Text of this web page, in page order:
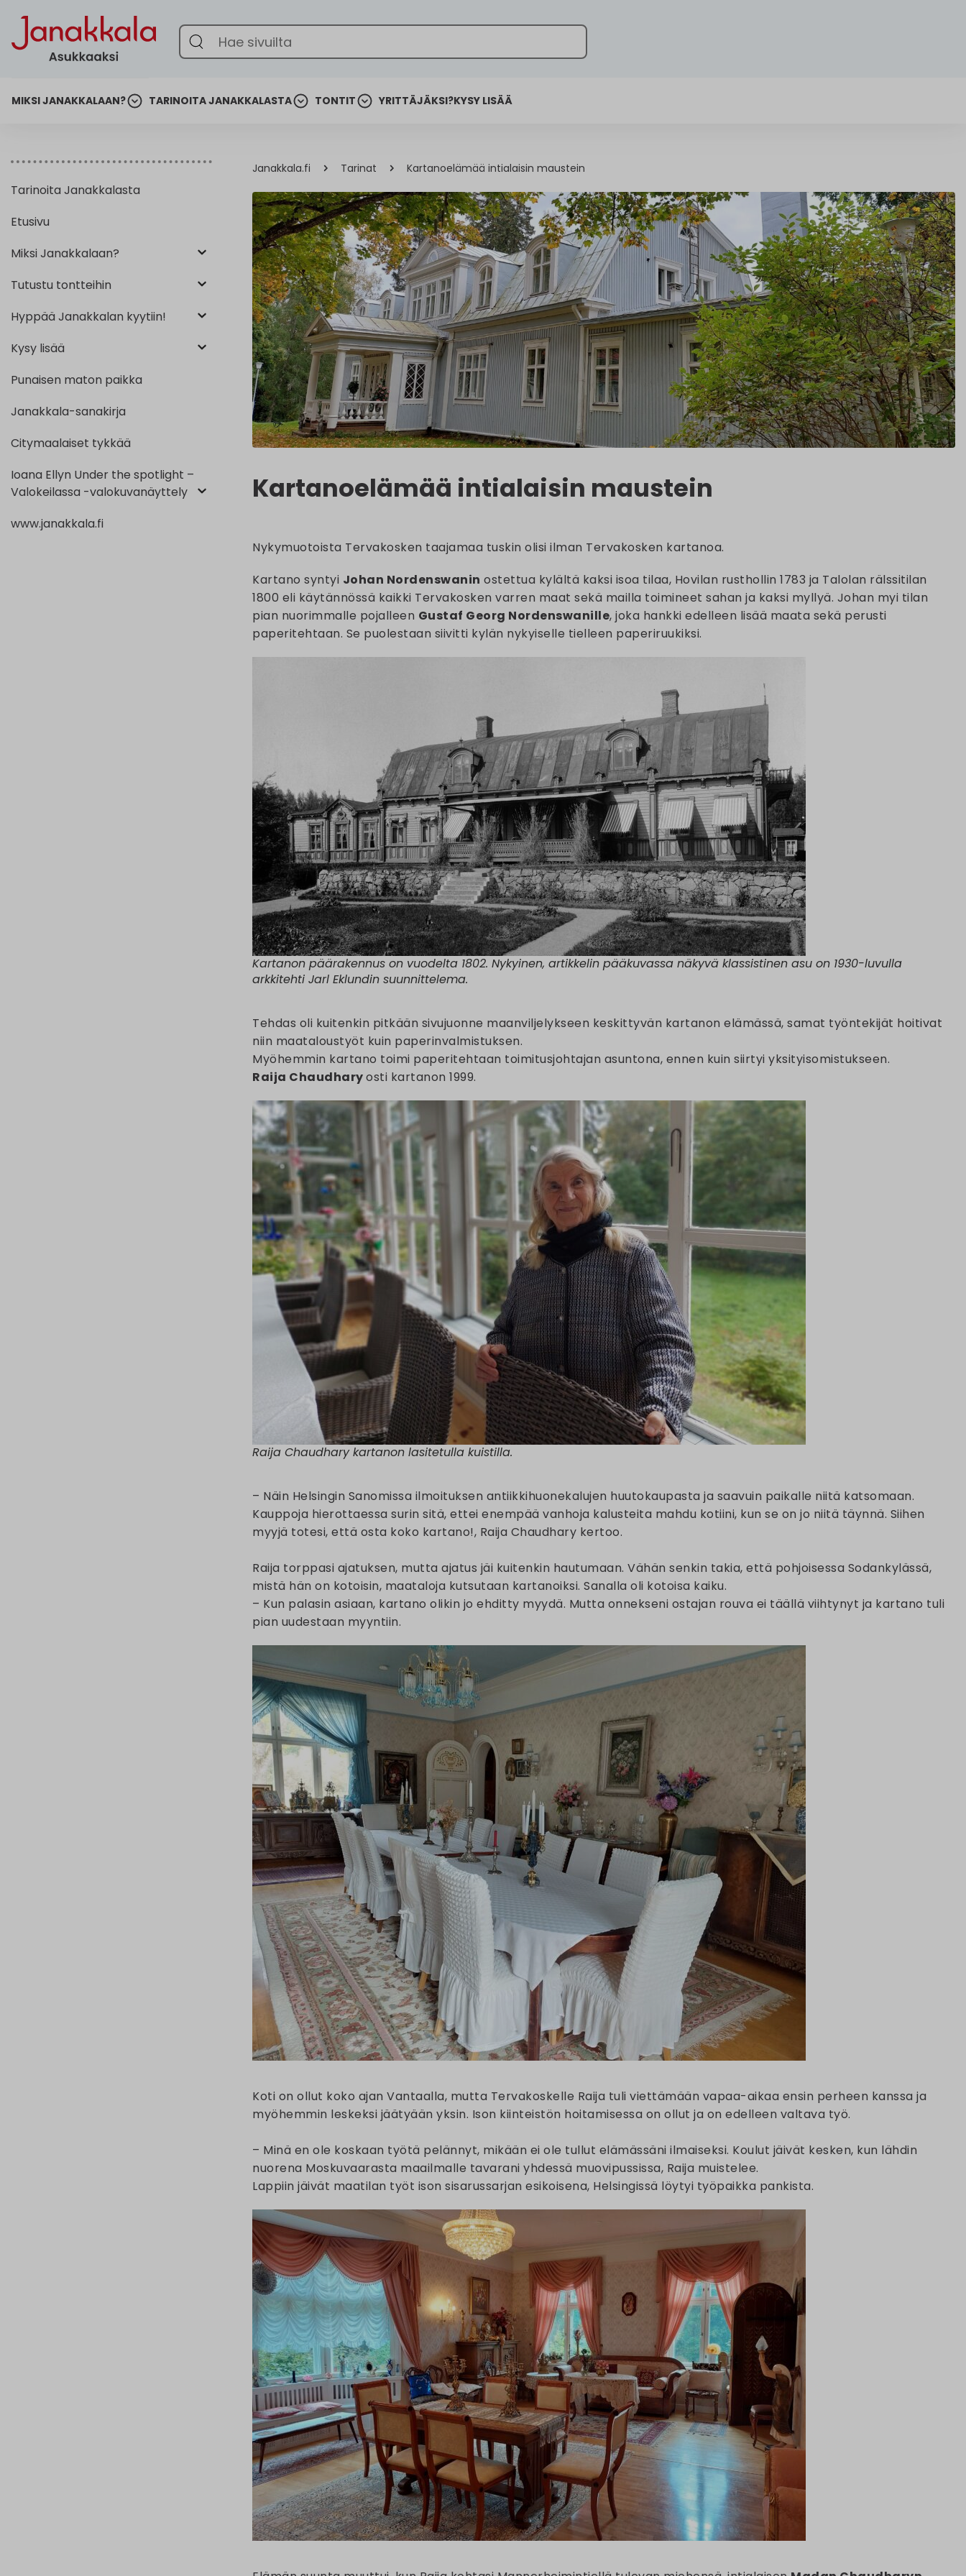
Etsi:
MIKSI JANAKKALAAN? TARINOITA JANAKKALASTA TONTIT YRITTÄJÄKSI?KYSY LISÄÄ
Tarinoita Janakkalasta
Etusivu
Miksi Janakkalaan?
Tutustu tontteihin
Hyppää Janakkalan kyytiin!
Kysy lisää
Punaisen maton paikka
Janakkala-sanakirja
Citymaalaiset tykkää
Ioana Ellyn Under the spotlight –
Valokeilassa -valokuvanäyttely
www.janakkala.fi
Janakkala.fi Tarinat Kartanoelämää intialaisin maustein
Kartanoelämää intialaisin maustein
Nykymuotoista Tervakosken taajamaa tuskin olisi ilman Tervakosken kartanoa.
Kartano syntyi Johan Nordenswanin ostettua kylältä kaksi isoa tilaa, Hovilan rusthollin 1783 ja Talolan rälssitilan
1800 eli käytännössä kaikki Tervakosken varren maat sekä mailla toimineet sahan ja kaksi myllyä. Johan myi tilan
pian nuorimmalle pojalleen Gustaf Georg Nordenswanille, joka hankki edelleen lisää maata sekä perusti
paperitehtaan. Se puolestaan siivitti kylän nykyiselle tielleen paperiruukiksi.
Kartanon päärakennus on vuodelta 1802. Nykyinen, artikkelin pääkuvassa näkyvä klassistinen asu on 1930-luvulla
arkkitehti Jarl Eklundin suunnittelema.
Tehdas oli kuitenkin pitkään sivujuonne maanviljelykseen keskittyvän kartanon elämässä, samat työntekijät hoitivat
niin maataloustyöt kuin paperinvalmistuksen.
Myöhemmin kartano toimi paperitehtaan toimitusjohtajan asuntona, ennen kuin siirtyi yksityisomistukseen.
Raija Chaudharyosti kartanon 1999.
Raija Chaudhary kartanon lasitetulla kuistilla.
– Näin Helsingin Sanomissa ilmoituksen antiikkihuonekalujen huutokaupasta ja saavuin paikalle niitä katsomaan.
Kauppoja hierottaessa surin sitä, ettei enempää vanhoja kalusteita mahdu kotiini, kun se on jo niitä täynnä. Siihen
myyjä totesi, että osta koko kartano!, Raija Chaudhary kertoo.
Raija torppasi ajatuksen, mutta ajatus jäi kuitenkin hautumaan. Vähän senkin takia, että pohjoisessa Sodankylässä,
mistä hän on kotoisin, maataloja kutsutaan kartanoiksi. Sanalla oli kotoisa kaiku.
– Kun palasin asiaan, kartano olikin jo ehditty myydä. Mutta onnekseni ostajan rouva ei täällä viihtynyt ja kartano tuli
pian uudestaan myyntiin.
Koti on ollut koko ajan Vantaalla, mutta Tervakoskelle Raija tuli viettämään vapaa-aikaa ensin perheen kanssa ja
myöhemmin leskeksi jäätyään yksin. Ison kiinteistön hoitamisessa on ollut ja on edelleen valtava työ.
– Minä en ole koskaan työtä pelännyt, mikään ei ole tullut elämässäni ilmaiseksi. Koulut jäivät kesken, kun lähdin
nuorena Moskuvaarasta maailmalle tavarani yhdessä muovipussissa, Raija muistelee.
Lappiin jäivät maatilan työt ison sisarussarjan esikoisena, Helsingissä löytyi työpaikka pankista.